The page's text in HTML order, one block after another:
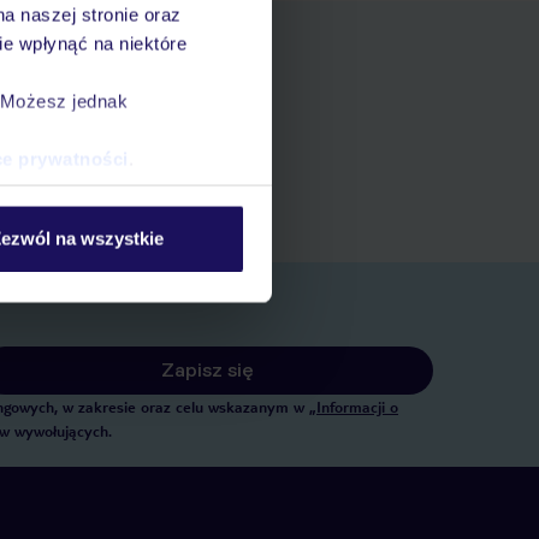
naszej stronie oraz
wpłynąć na niektóre
jednak
prywatności
na wszystkie
Zapisz się
w zakresie oraz celu wskazanym w „Informacji o
wywołujących.